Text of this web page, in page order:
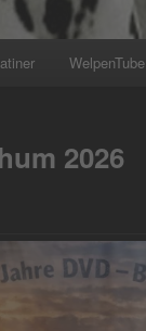
WelpenTube
2026